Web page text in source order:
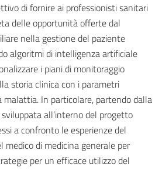
di fornire ai professionisti sanitari
delle opportunità offerte dal
nella gestione del paziente
algoritmi di intelligenza artificiale
i piani di monitoraggio
storia clinica con i parametri
malattia. In particolare, partendo dalla
all’interno del progetto
a confronto le esperienze del
medico di medicina generale per
per un efficace utilizzo del